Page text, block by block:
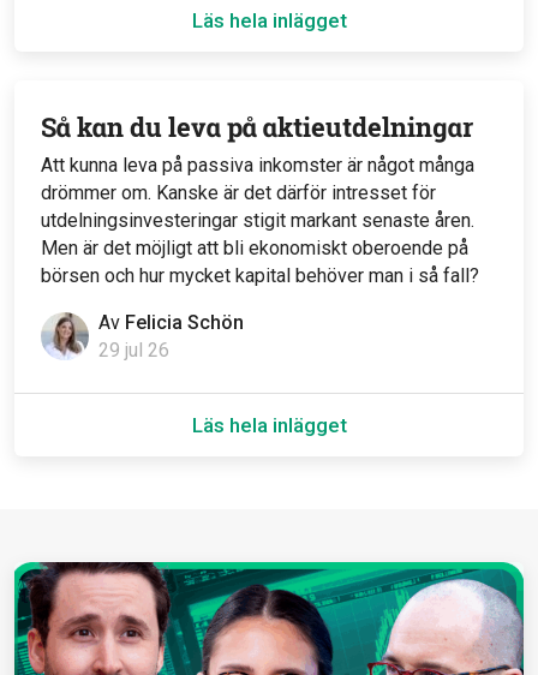
Läs hela inlägget
Av Felicia Schön
29 jul 26
Så kan du leva på aktieutdelningar
Att kunna leva på passiva inkomster är något många
drömmer om. Kanske är det därför intresset för
utdelningsinvesteringar stigit markant senaste åren.
Men är det möjligt att bli ekonomiskt oberoende på
börsen och hur mycket kapital behöver man i så fall?
Läs hela inlägget